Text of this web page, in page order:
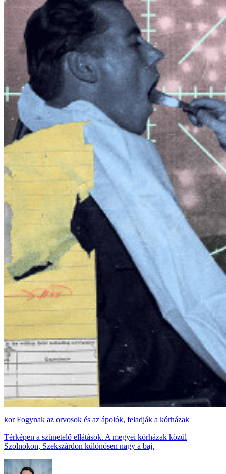
Fogynak az orvosok és az ápolók, feladják a kórházak
Térképen a szünetelő ellátások. A megyei kórházak közül
Szolnokon, Szekszárdon különösen nagy a baj.